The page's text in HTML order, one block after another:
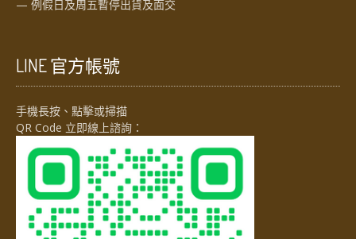
— 例假日及周五暫停出貨及面交
LINE 官方帳號
手機長按、點擊或掃描
QR Code 立即線上諮詢：